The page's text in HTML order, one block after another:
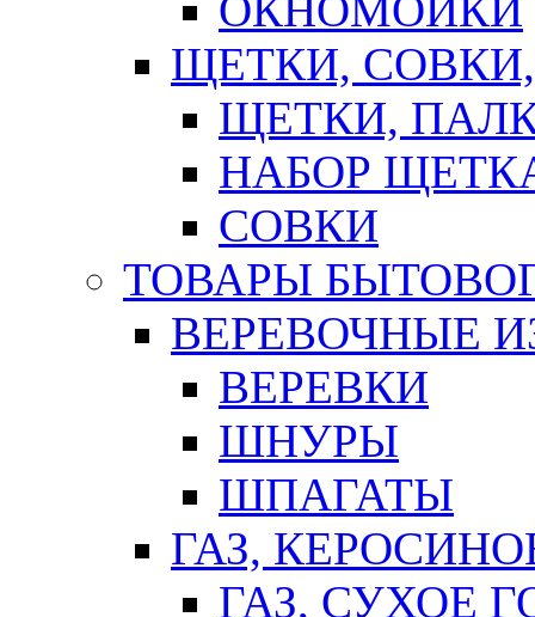
ОКНОМОЙКИ
ЩЕТКИ,
ЩЕТКИ,
НАБОР
СОВКИ
ТОВАРЫ
ВЕРЕВОЧНЫЕ
ВЕРЕВКИ
ШНУРЫ
ШПАГАТЫ
ГАЗ,
ГАЗ, СУХОЕ